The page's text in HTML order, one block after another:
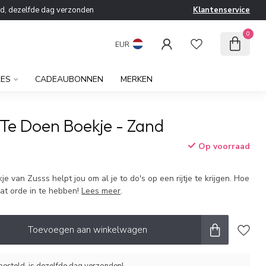
dezelfde dag verzonden Klantenservice
EUR
0
CADEAUBONNEN MERKEN
Doen Boekje - Zand
Op voorraad
van Zusss helpt jou om al je to do's op een rijtje te krijgen. Hoe
orde in te hebben!Lees meer.
Toevoegen aan winkelwagen